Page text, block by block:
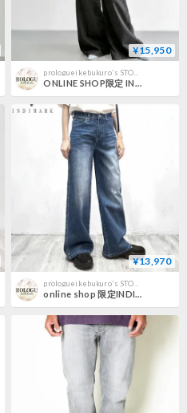
¥15,950
ONLINE SHOP限定 INDIMARK サスペンダー ワイドデニム トルコブラック WJ233
¥13,970
prologueikebukuro's STORE
online shop 限定INDIMARK バック切替 ワイドデニム ベーシックブルー WJ237